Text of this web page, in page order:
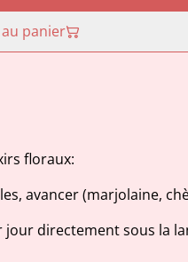
panier
floraux:
avancer (marjolaine,
directement sous la